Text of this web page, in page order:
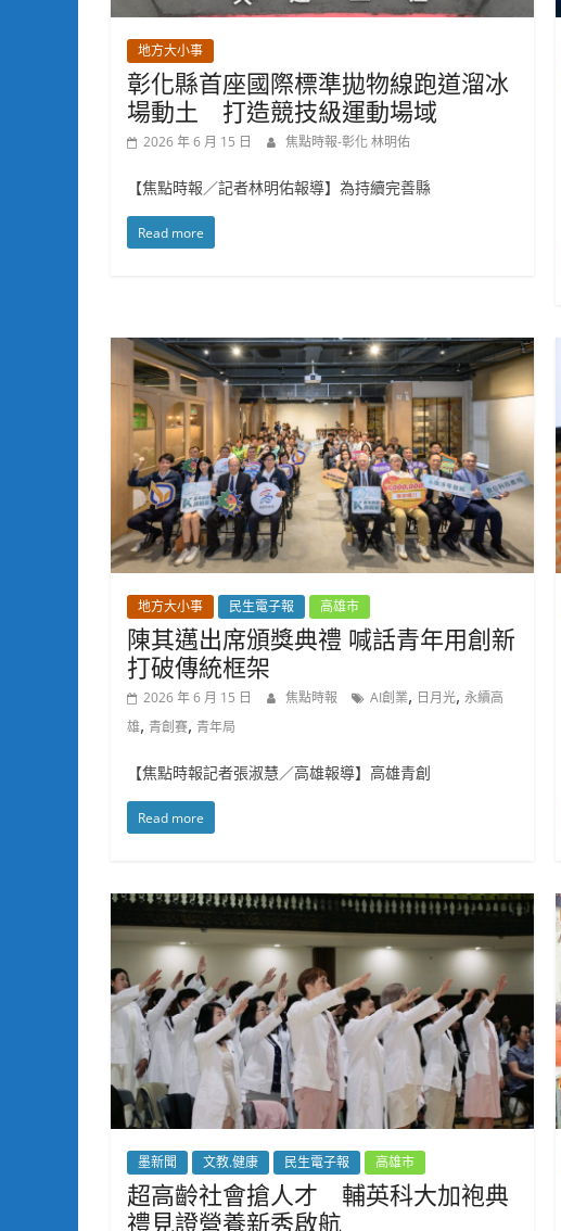
地方大小事
彰化縣首座國際標準拋物線跑道溜冰
場動土 打造競技級運動場域
2026 年 6 月 15 日 焦點時報-彰化 林明佑
【焦點時報／記者林明佑報導】為持續完善縣
Read more
地方大小事 民生電子報 高雄市
陳其邁出席頒獎典禮 喊話青年用創新
打破傳統框架
2026 年 6 月 15 日 焦點時報 AI創業, 日月光, 永續高
雄, 青創賽, 青年局
【焦點時報記者張淑慧／高雄報導】高雄青創
Read more
墨新聞 文教.健康 民生電子報 高雄市
超高齡社會搶人才 輔英科大加袍典
禮見證營養新秀啟航